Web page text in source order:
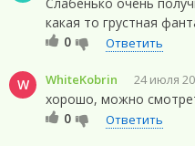
какая то грустная
0
Ответить
W WhiteKobrin 24 июля
хорошо, можно
0
Ответить